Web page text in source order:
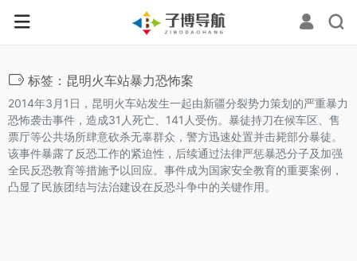
标签：昆明火车站暴力恐怖案
2014年3月1日，昆明火车站发生一起由新疆分裂势力策划的严重暴力
恐怖袭击事件，造成31人死亡、141人受伤。暴徒持刀在候车区、售
票厅等公共场所肆意砍杀无辜群众，警方迅速处置并击毙部分暴徒。
该事件暴露了反恐工作的紧迫性，后续通过法律严惩暴恐分子及加强
全民反恐教育等措施予以回应。事件成为国家安全教育的重要案例，
凸显了民族团结与法治建设在反恐斗争中的关键作用。